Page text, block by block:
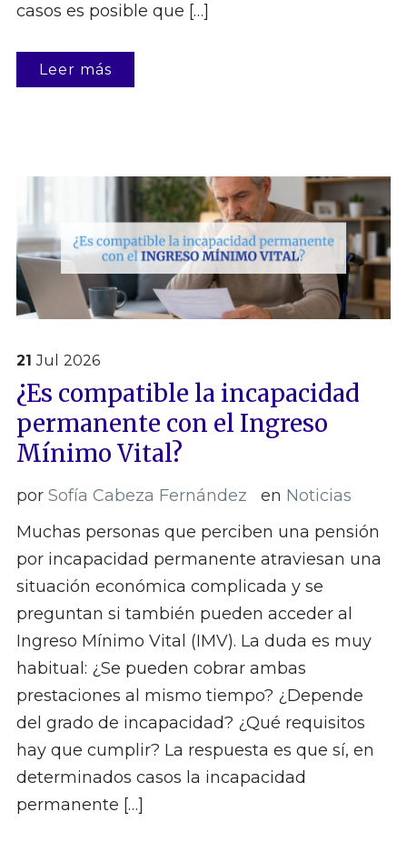
casos es posible que […]
Leer más
21 Jul 2026
¿Es compatible la incapacidad
permanente con el Ingreso
Mínimo Vital?
por Sofía Cabeza Fernández en Noticias
Muchas personas que perciben una pensión
por incapacidad permanente atraviesan una
situación económica complicada y se
preguntan si también pueden acceder al
Ingreso Mínimo Vital (IMV). La duda es muy
habitual: ¿Se pueden cobrar ambas
prestaciones al mismo tiempo? ¿Depende
del grado de incapacidad? ¿Qué requisitos
hay que cumplir? La respuesta es que sí, en
determinados casos la incapacidad
permanente […]